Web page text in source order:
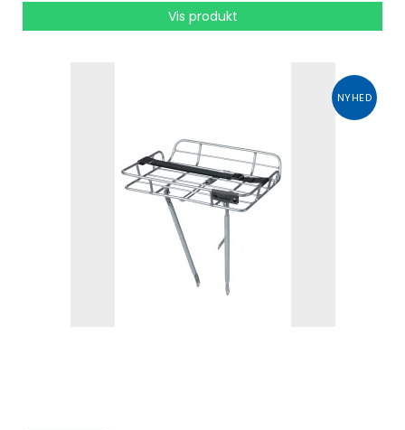
Vis produkt
NYHED